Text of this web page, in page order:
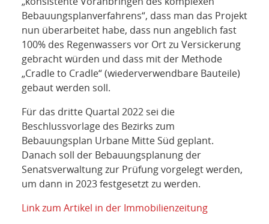
Bebauungsplanverfahrens“, dass man das Projekt
nun überarbeitet habe, dass nun angeblich fast
100% des Regenwassers vor Ort zu Versickerung
gebracht würden und dass mit der Methode
„Cradle to Cradle“ (wiederverwendbare Bauteile)
gebaut werden soll.
Für das dritte Quartal 2022 sei die
Beschlussvorlage des Bezirks zum
Bebauungsplan Urbane Mitte Süd geplant.
Danach soll der Bebauungsplanung der
Senatsverwaltung zur Prüfung vorgelegt werden,
um dann in 2023 festgesetzt zu werden.
Link zum Artikel in der Immobilienzeitung